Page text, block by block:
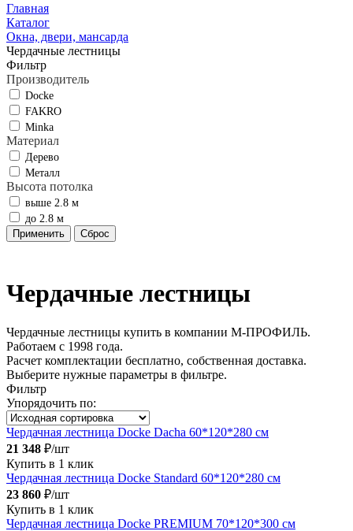
Главная
Каталог
Окна, двери, мансарда
Чердачные лестницы
Фильтр
Производитель
Docke
FAKRO
Minka
Материал
Дерево
Металл
Высота потолка
выше 2.8 м
до 2.8 м
Чердачные лестницы
Чердачные лестницы купить в компании М-ПРОФИЛЬ.
Работаем с 1998 года.
Расчет комплектации бесплатно, собственная доставка.
Выберите нужные параметры в фильтре.
Фильтр
Упорядочить по:
Чердачная лестница Docke Dacha 60*120*280 см
21 348 ₽/шт
Купить в 1 клик
Чердачная лестница Docke Standard 60*120*280 см
23 860 ₽/шт
Купить в 1 клик
Чердачная лестница Docke PREMIUM 70*120*300 см